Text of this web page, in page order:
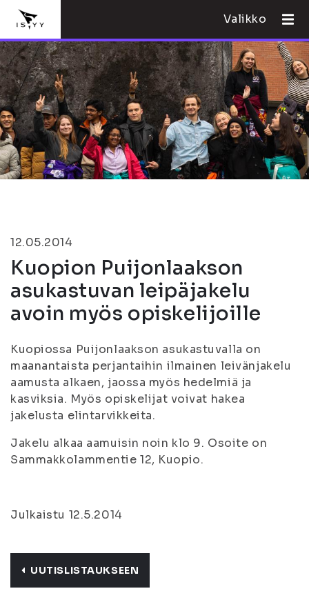
Valikko
12.05.2014
Kuopion Puijonlaakson
asukastuvan leipäjakelu
avoin myös opiskelijoille
Kuopiossa Puijonlaakson asukastuvalla on
maanantaista perjantaihin ilmainen leivänjakelu
aamusta alkaen, jaossa myös hedelmiä ja
kasviksia. Myös opiskelijat voivat hakea
jakelusta elintarvikkeita.
Jakelu alkaa aamuisin noin klo 9. Osoite on
Sammakkolammentie 12, Kuopio.
Julkaistu 12.5.2014
UUTISLISTAUKSEEN